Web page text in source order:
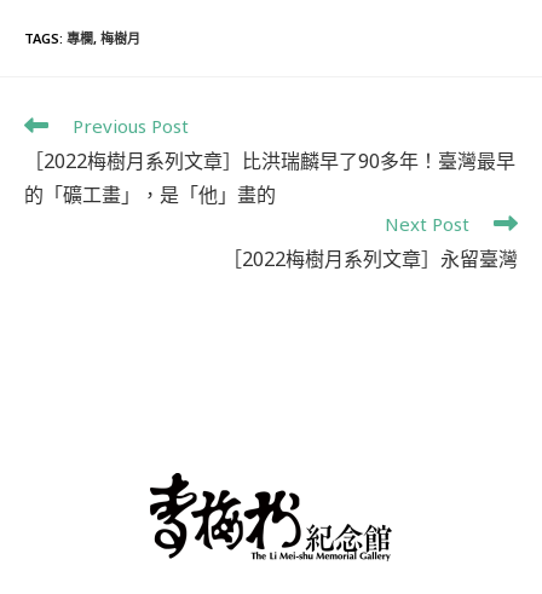
TAGS: 專欄, 梅樹月
Previous Post
［2022梅樹月系列文章］比洪瑞麟早了90多年！臺灣最早
的「礦工畫」，是「他」畫的
Next Post
［2022梅樹月系列文章］永留臺灣